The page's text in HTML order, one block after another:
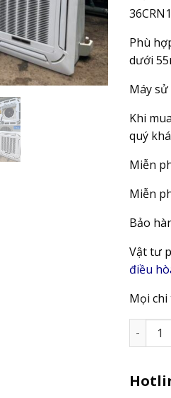
Phù
dưới
Máy
Khi
quý
Miễn
Miễn
Bảo
Vật tư
điều
Mọi chi
Điều